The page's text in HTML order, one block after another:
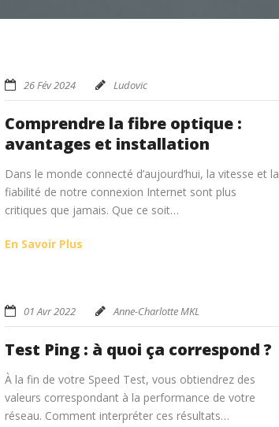
26 Fév 2024 Ludovic
Comprendre la fibre optique :
avantages et installation
Dans le monde connecté d’aujourd’hui, la vitesse et la
fiabilité de notre connexion Internet sont plus
critiques que jamais. Que ce soit…
En Savoir Plus
01 Avr 2022 Anne-Charlotte MKL
Test Ping : à quoi ça correspond ?
À la fin de votre Speed Test, vous obtiendrez des
valeurs correspondant à la performance de votre
réseau. Comment interpréter ces résultats…